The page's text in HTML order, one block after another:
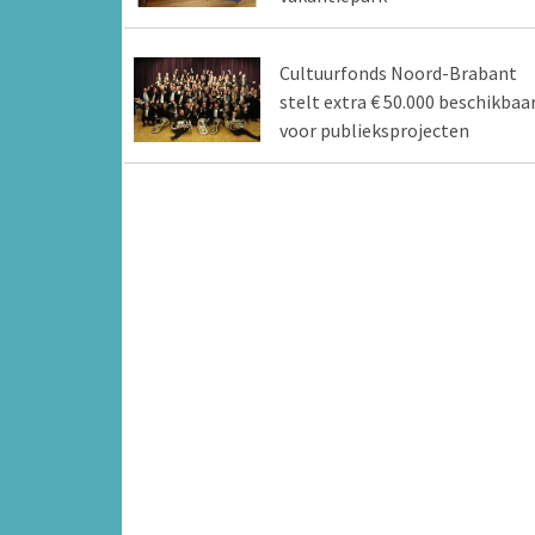
Cultuurfonds Noord-Brabant
stelt extra € 50.000
voor publieksprojecten